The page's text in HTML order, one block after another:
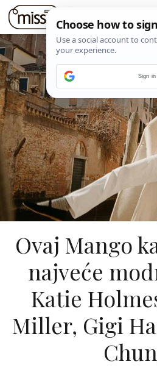
Ovaj Mango
najveće
Katie
Miller, Gigi
Sign